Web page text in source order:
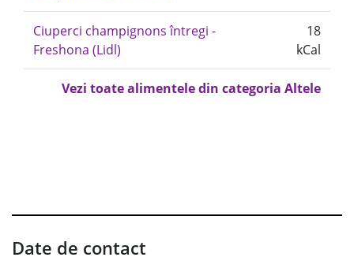
Ciuperci champignons întregi -
Freshona (Lidl)
18
kCal
Vezi toate alimentele din categoria Altele
Date de contact